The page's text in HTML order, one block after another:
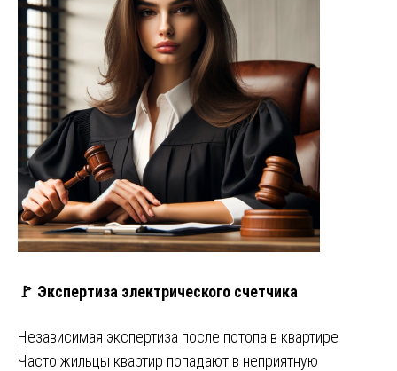
🚩 Экспертиза электрического счетчика
Независимая экспертиза после потопа в квартире
Часто жильцы квартир попадают в неприятную